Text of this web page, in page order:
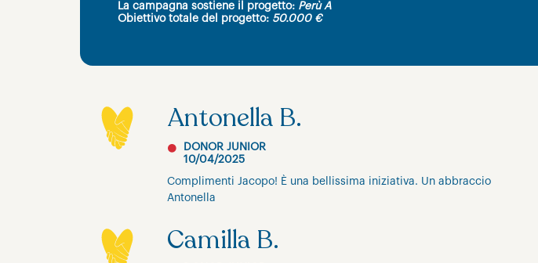
La campagna sostiene il progetto: Perù A
Obiettivo totale del progetto: 50.000 €
Antonella B.
DONOR JUNIOR
10/04/2025
Complimenti Jacopo! È una bellissima iniziativa. Un abbraccio
Antonella
Camilla B.